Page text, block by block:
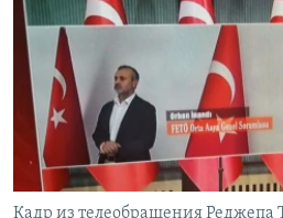
Кадр из телеобращения Реджепа